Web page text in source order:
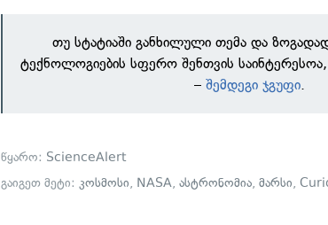
თუ სტატიაში განხილული თემა და
ტექნოლოგიების სფერო შენთვის
–შემდეგი ჯგუფი
წყარო: ScienceAlert
გაიგეთ მეტი:კოსმოსი, NASA,ასტრონომია,მარსი,